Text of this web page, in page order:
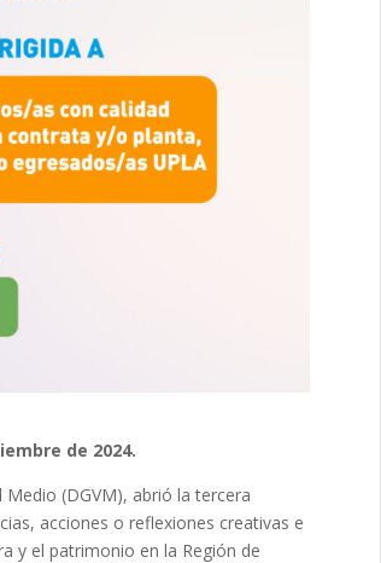
de 2024.
(DGVM), abrió la tercera
acciones o reflexiones creativas e
y el patrimonio en la Región de